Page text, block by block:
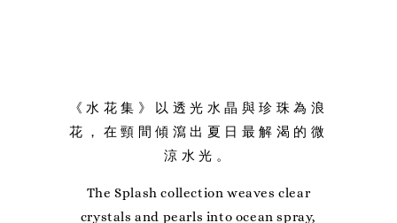
《水花集》以透光水晶與珍珠為浪
花，在頸間傾瀉出夏日最解渴的微
涼水光。
The Splash collection weaves clear
crystals and pearls into ocean spray,